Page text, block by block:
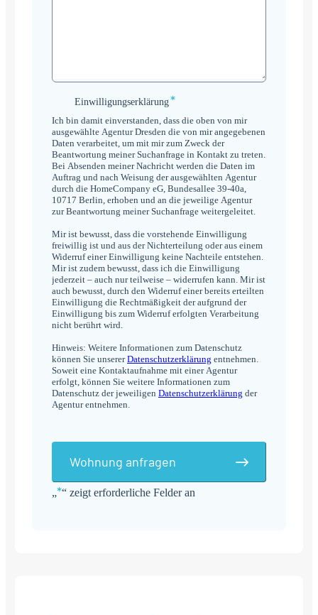
„*“ zeigt erforderliche Felder an
Einwilligungserklärung
Einwilligungserklärung*
Ich bin damit einverstanden, dass die oben von mir
ausgewählte Agentur Dresden die von mir angegebenen
Daten verarbeitet, um mit mir zum Zweck der
Beantwortung meiner Suchanfrage in Kontakt zu treten.
Bei Absenden meiner Nachricht werden die Daten im
Auftrag und nach Weisung der ausgewählten Agentur
durch die HomeCompany eG, Bundesallee 39-40a,
10717 Berlin, erhoben und an die jeweilige Agentur
zur Beantwortung meiner Suchanfrage weitergeleitet.
Mir ist bewusst, dass die vorstehende Einwilligung
freiwillig ist und aus der Nichterteilung oder aus einem
Widerruf einer Einwilligung keine Nachteile entstehen.
Mir ist zudem bewusst, dass ich die Einwilligung
jederzeit – auch nur teilweise – widerrufen kann. Mir ist
auch bewusst, durch den Widerruf einer bereits erteilten
Einwilligung die Rechtmäßigkeit der aufgrund der
Einwilligung bis zum Widerruf erfolgten Verarbeitung
nicht berührt wird.
Hinweis: Weitere Informationen zum Datenschutz
können Sie unsererDatenschutzerklärung entnehmen.
Soweit eine Kontaktaufnahme mit einer Agentur
erfolgt, können Sie weitere Informationen zum
Datenschutz der jeweiligen Datenschutzerklärung der
Agentur entnehmen.
Wohnung anfragen